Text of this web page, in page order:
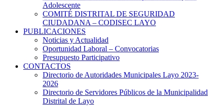
Adolescente
COMITÉ DISTRITAL DE SEGURIDAD
CIUDADANA – CODISEC LAYO
PUBLICACIONES
Noticias y Actualidad
Oportunidad Laboral – Convocatorias
Presupuesto Participativo
CONTACTOS
Directorio de Autoridades Municipales Layo 2023-
2026
Directorio de Servidores Públicos de la Municipalidad
Distrital de Layo